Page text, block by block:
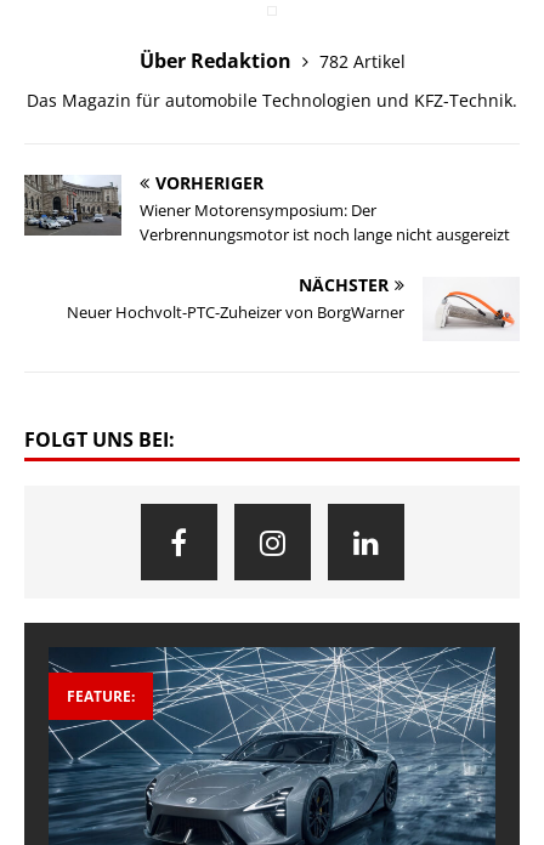
Über Redaktion
782 Artikel
Das Magazin für automobile Technologien und KFZ-Technik.
VORHERIGER
Wiener Motorensymposium: Der
Verbrennungsmotor ist noch lange nicht ausgereizt
NÄCHSTER
Neuer Hochvolt-PTC-Zuheizer von BorgWarner
FOLGT UNS BEI:
FEATURE: